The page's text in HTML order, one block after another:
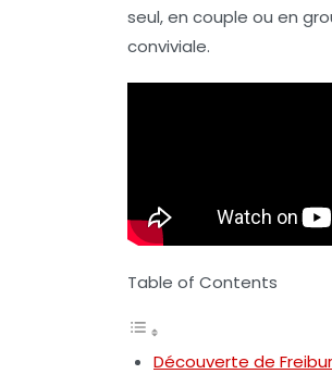
seul, en couple ou en
conviviale.
Table of Contents
Découverte de